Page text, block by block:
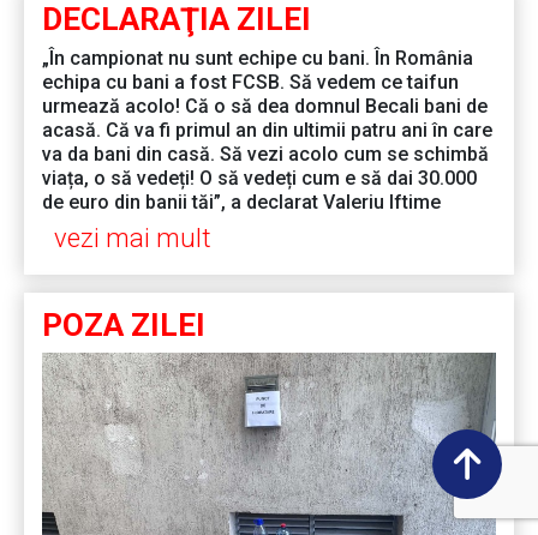
DECLARAŢIA ZILEI
„În campionat nu sunt echipe cu bani. În România
echipa cu bani a fost FCSB. Să vedem ce taifun
urmează acolo! Că o să dea domnul Becali bani de
acasă. Că va fi primul an din ultimii patru ani în care
va da bani din casă. Să vezi acolo cum se schimbă
viața, o să vedeți! O să vedeți cum e să dai 30.000
de euro din banii tăi”, a declarat Valeriu Iftime
vezi mai mult
POZA ZILEI